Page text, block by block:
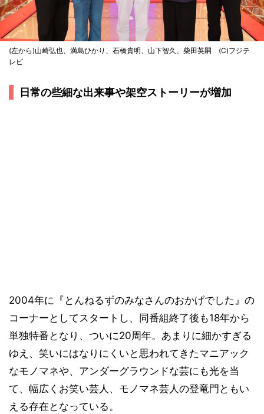
(左から)山崎弘也、満島ひかり、石橋貴明、山下智久、柴田英嗣 (C)フジテ
レビ
日常の些細な出来事や架空ストーリーが増加
2004年に『とんねるずのみなさんのおかげでした』の
コーナーとしてスタートし、同番組終了後も18年から
単独特番となり、ついに20周年。あまりに細かすぎる
ゆえ、笑いにはなりにくいと思われてきたマニアック
なモノマネや、アンダーグラウンドな芸にも光を当
て、幅広くお笑い芸人、モノマネ芸人の登竜門ともい
える存在となっている。